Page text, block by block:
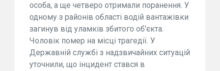
особа, а ще четверо отримали поранення. У
одному з районів області водій вантажівки
загинув від уламків збитого об'єкта.
Чоловік помер на місці трагедії. У
Державній службі з надзвичайних ситуацій
уточнили, що інцидент стався в